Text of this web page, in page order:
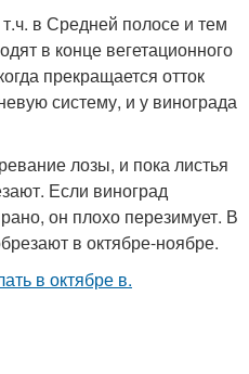
в Средней полосе и тем
в конце вегетационного
прекращается отток
систему, и у винограда
лозы, и пока листья
Если виноград
он плохо перезимует. В
в октябре-ноябре.